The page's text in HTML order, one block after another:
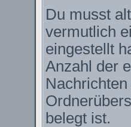
Du musst
vermutlich
eingestellt
Anzahl der
belegt ist.